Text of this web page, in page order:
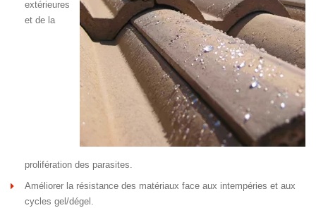
extérieures
et de la
prolifération des parasites.
Améliorer la résistance des matériaux face aux intempéries et aux
cycles gel/dégel.